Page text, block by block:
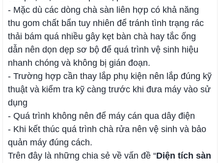
- Mặc dù các dòng chà sàn liên hợp có khả năng
thu gom chất bẩn tuy nhiên để tránh tình trạng rác
thải bám quá nhiều gây kẹt bàn chà hay tắc ống
dẫn nên dọn dẹp sơ bộ để quá trình vệ sinh hiệu
nhanh chóng và không bị gián đoạn.
- Trường hợp cần thay lắp phụ kiện nên lắp đúng kỹ
thuật và kiểm tra kỹ càng trước khi đưa máy vào sử
dụng
- Quá trình không nên để máy cán qua dây điện
- Khi kết thúc quá trình chà rửa nên vệ sinh và bảo
quản máy đúng cách.
Trên đây là những chia sẻ về vấn đề “Diện tích sàn